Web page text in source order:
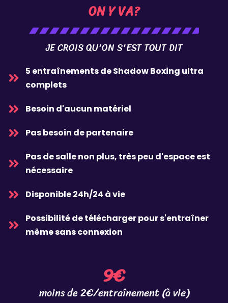
ON Y VA?
JE CROIS QU'ON S'EST TOUT DIT
5 entraînements de Shadow Boxing ultra
complets
Besoin d'aucun matériel
Pas besoin de partenaire
Pas de salle non plus, très peu d'espace est
nécessaire
Disponible 24h/24 à vie
Possibilité de télécharger pour s'entraîner
même sans connexion
9€
moins de 2€/entraînement (à vie)